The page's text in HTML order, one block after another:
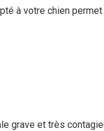
à votre chien
grave et très